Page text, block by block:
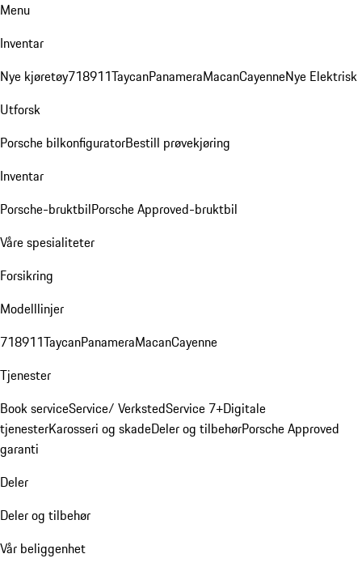
Menu
Inventar
Nye kjøretøy718911TaycanPanameraMacanCayenneNye Elektrisk
Utforsk
Porsche bilkonfiguratorBestill prøvekjøring
Inventar
Porsche-bruktbilPorsche Approved-bruktbil
Våre spesialiteter
Forsikring
Modelllinjer
718911TaycanPanameraMacanCayenne
Tjenester
Book serviceService/ VerkstedService 7+Digitale
tjenesterKarosseri og skadeDeler og tilbehørPorsche Approved
garanti
Deler
Deler og tilbehør
Vår beliggenhet